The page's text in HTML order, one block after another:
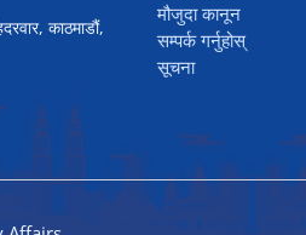
काठमाडौं,
मौजुदा कानून
सम्पर्क गर्नुहोस्
सूचना